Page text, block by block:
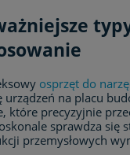
osprzęt do
urządzeń na placu
które precyzyjnie
sprawdza się
przemysłowych